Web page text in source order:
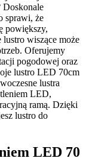
Doskonale
sprawi, że
powiększy,
wiszące może
Oferujemy
pogodowej oraz
lustro LED 70cm
lustra
LED,
ramą. Dzięki
lustro do
LED 70